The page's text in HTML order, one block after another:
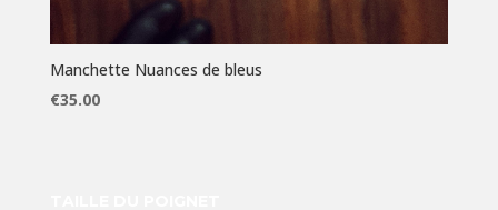
Manchette Nuances de bleus
€35.00